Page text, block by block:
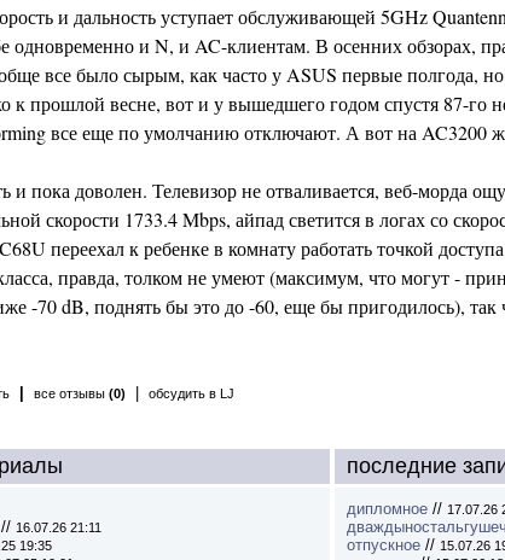
и дальность уступает обслуживающей 5GHz
одновременно и N, и AC-клиентам. В осенних обзорах,
все было сырым, как часто у ASUS первые полгода,
к прошлой весне, вот и у вышедшего годом спустя 87-
все еще по умолчанию отключают. А вот на AC3200
пока доволен. Телевизор не отваливается, веб-морда
скорости 1733.4 Mbps, айпад светится в логах со
переехал к ребенке в комнату работать точкой
правда, толком не умеют (максимум, что могут -
-70 dB, поднять бы это до -60, еще бы пригодилось), так
все отзывы (0) обсудить в LJ
// 16.07.26 21:11
19:35
последние
дипломное // 17.07.26
отпускное // 15.07.26